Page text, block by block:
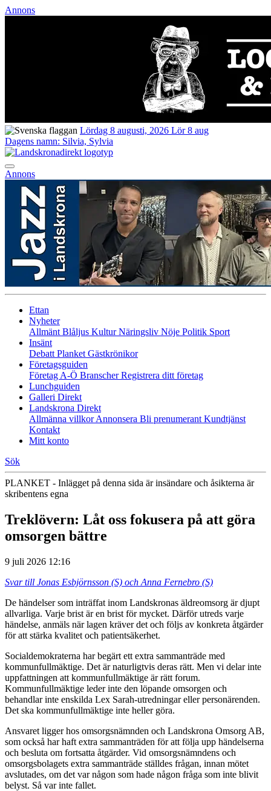
Annons
Lördag 8 augusti, 2026 Lör 8 aug
Dagens namn: Silvia, Sylvia
Annons
Ettan
Nyheter
Allmänt Blåljus KulturNäringsliv Nöje Politik Sport
Insänt
Debatt Planket Gästkrönikor
Företagsguiden
Företag A-Ö BranscherRegistrera ditt företag
Lunchguiden
Galleri Direkt
Landskrona Direkt
Allmänna villkorAnnonsera Bli prenumerant Kundtjänst
Kontakt
Mitt konto
Sök
PLANKET - Inlägget på denna sida är insändare och åsikterna är
skribentens egna
Treklövern: Låt oss fokusera på att göra
omsorgen bättre
9 juli 2026 12:16
Svar till Jonas Esbjörnsson (S) och Anna Fernebro (S)
De händelser som inträffat inom Landskronas äldreomsorg är djupt
allvarliga. Varje brist är en brist för mycket. Därför utreds varje
händelse, anmäls när lagen kräver det och följs av konkreta åtgärder
för att stärka kvalitet och patientsäkerhet.
Socialdemokraterna har begärt ett extra sammanträde med
kommunfullmäktige. Det är naturligtvis deras rätt. Men vi delar inte
uppfattningen att kommunfullmäktige är rätt forum.
Kommunfullmäktige leder inte den löpande omsorgen och
behandlar inte enskilda Lex Sarah-utredningar eller personärenden.
Det ska kommunfullmäktige inte heller göra.
Ansvaret ligger hos omsorgsnämnden och Landskrona Omsorg AB,
som också har haft extra sammanträden för att följa upp händelserna
och besluta om fortsatta åtgärder. Vid omsorgsnämndens och
omsorgsbolagets extra sammanträde ställdes frågan, innan mötet
avslutades, om det var någon som hade någon fråga som inte blivit
belyst. Så var inte fallet.